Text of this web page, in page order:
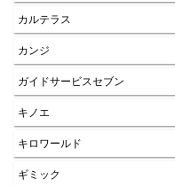
カルテラス
カンジ
ガイドサービスセブン
キノエ
キロワールド
ギミック